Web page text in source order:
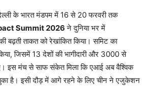
केभारत मंडपममें 16 से 20 फरवरी तक
Summit 2026 ने दुनिया भर में
बढ़ती ताकत को रेखांकित किया। समिट का
जिसमें 13 देशों की भागीदारी और 3000 से
इस मंच से साफ संकेत मिला कि एआई अब वैश्विक
चुका है। इसी दौड़ में आगे रहने के लिए चीन ने एजुकेशन